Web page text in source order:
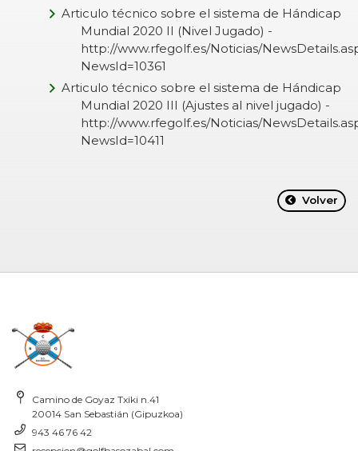
Articulo técnico sobre el sistema de Hándicap
Mundial 2020 II (Nivel Jugado) -
http://www.rfegolf.es/Noticias/
NewsId=10361
Articulo técnico sobre el sistema de Hándicap
Mundial 2020 III (Ajustes al nivel jugado) -
http://www.rfegolf.es/Noticias/
NewsId=10411
Volver
Camino de Goyaz Txiki n.41
20014 San Sebastián (Gipuzkoa)
943 46 76 42